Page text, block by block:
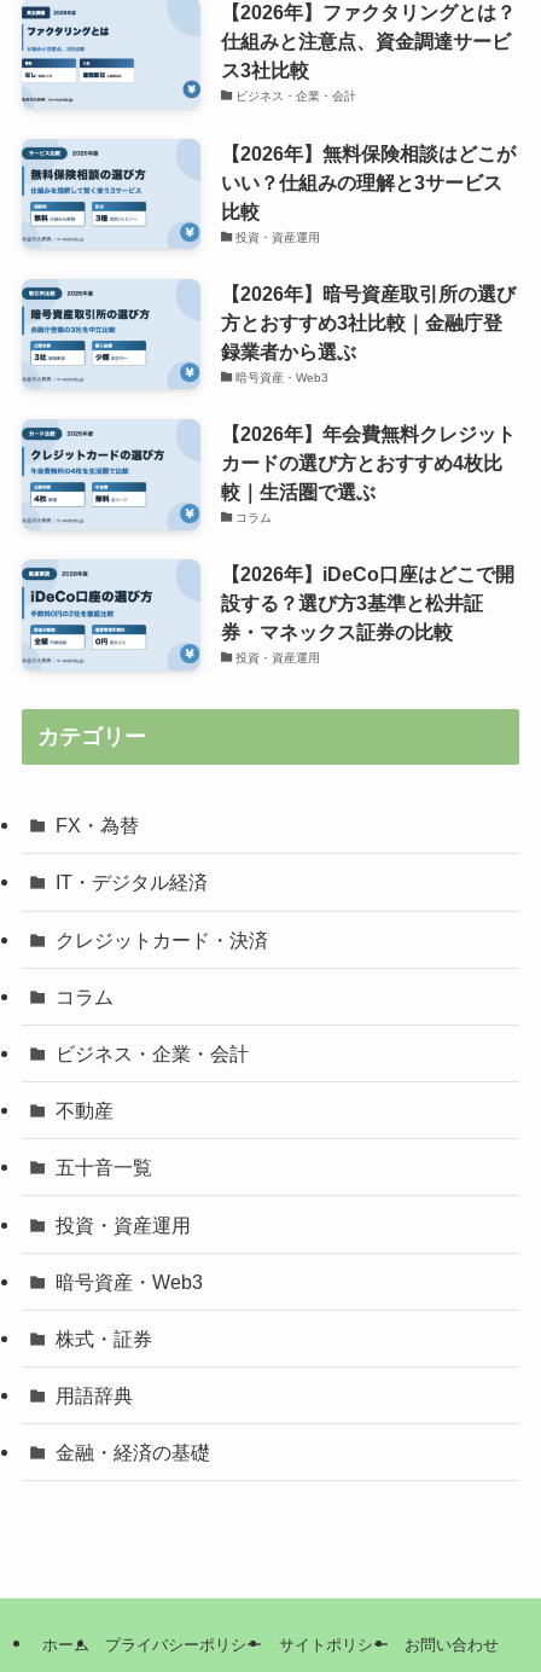
【2026年】ファクタリングとは？
仕組みと注意点、資金調達サービ
ス3社比較
ビジネス・企業・会計
【2026年】無料保険相談はどこが
いい？仕組みの理解と3サービス
比較
投資・資産運用
【2026年】暗号資産取引所の選び
方とおすすめ3社比較｜金融庁登
録業者から選ぶ
暗号資産・Web3
【2026年】年会費無料クレジット
カードの選び方とおすすめ4枚比
較｜生活圏で選ぶ
コラム
【2026年】iDeCo口座はどこで開
設する？選び方3基準と松井証
券・マネックス証券の比較
投資・資産運用
カテゴリー
FX・為替
IT・デジタル経済
クレジットカード・決済
コラム
ビジネス・企業・会計
不動産
五十音一覧
投資・資産運用
暗号資産・Web3
株式・証券
用語辞典
金融・経済の基礎
ホーム プライバシーポリシー サイトポリシー お問い合わせ